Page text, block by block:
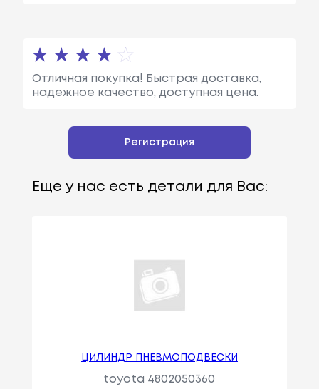
Отличная покупка! Быстрая доставка,
надежное качество, доступная цена.
Регистрация
Еще у нас есть детали для Вас:
ЦИЛИНДР ПНЕВМОПОДВЕСКИ
toyota 4802050360